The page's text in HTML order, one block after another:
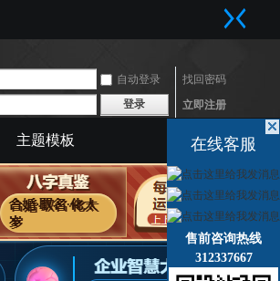
自动登录
找回密码
登录 立即注册
快捷导航
主题模板 在线客服
售前咨询热线
312337667